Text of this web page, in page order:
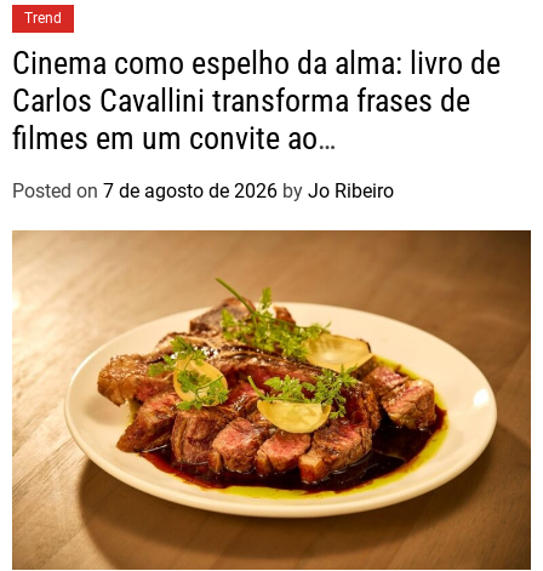
Trend
Cinema como espelho da alma: livro de
Carlos Cavallini transforma frases de
filmes em um convite ao
autoconhecimento
Posted on 7 de agosto de 2026 by Jo Ribeiro